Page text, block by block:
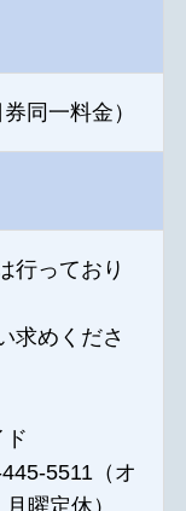
同一料金）
行っており
求めくださ
5511（オ
曜定休）